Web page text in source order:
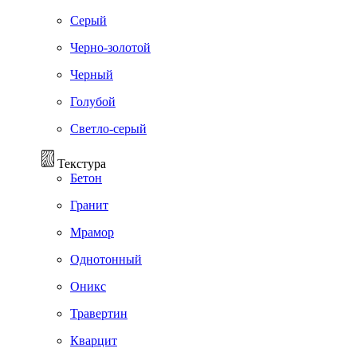
Серый
Черно-золотой
Черный
Голубой
Светло-серый
Текстура
Бетон
Гранит
Мрамор
Однотонный
Оникс
Травертин
Кварцит